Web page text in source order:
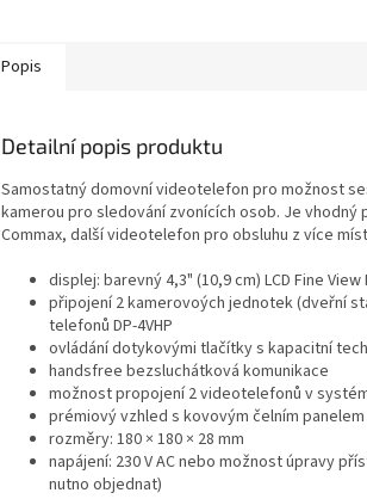
Popis
Detailní popis produktu
Samostatný domovní videotelefon pro možnost
kamerou pro sledování zvonících osob. Je
Commax, další videotelefon pro obsluhu z více
displej: barevný 4,3" (10,9 cm) LCD Fine
připojení 2 kamerovoých jednotek (dveřní
telefonů DP-4VHP
ovládání dotykovými tlačítky s kapacitní
handsfree bezsluchátková komunikace
možnost propojení 2 videotelefonů v
prémiový vzhled s kovovým čelním panelem
rozměry: 180 × 180 × 28 mm
napájení: 230 V AC nebo možnost úpravy
nutno objednat)